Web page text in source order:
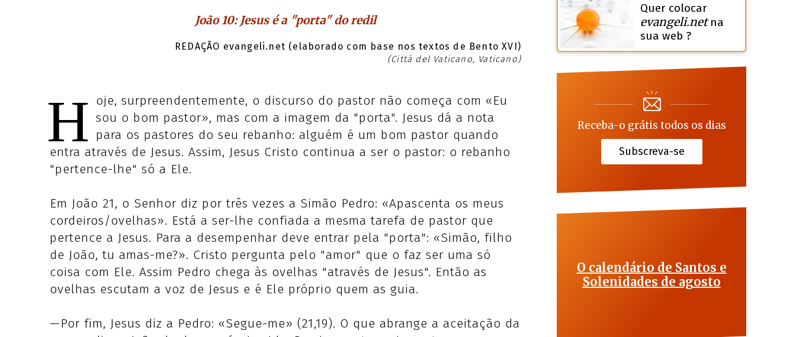
João 10: Jesus é a "porta" do redil
REDAÇÃO evangeli.net (elaborado com base nos textos de Bento XVI)
(Città del Vaticano, Vaticano)
H oje, surpreendentemente, o discurso do pastor não começa com «Eu
sou o bom pastor», mas com a imagem da "porta". Jesus dá a nota
para os pastores do seu rebanho: alguém é um bom pastor quando
entra através de Jesus. Assim, Jesus Cristo continua a ser o pastor: o rebanho
"pertence-lhe" só a Ele.
Em João 21, o Senhor diz por três vezes a Simão Pedro: «Apascenta os meus
cordeiros/ovelhas». Está a ser-lhe confiada a mesma tarefa de pastor que
pertence a Jesus. Para a desempenhar deve entrar pela "porta": «Simão, filho
de João, tu amas-me?». Cristo pergunta pelo "amor" que o faz ser uma só
coisa com Ele. Assim Pedro chega às ovelhas "através de Jesus". Então as
ovelhas escutam a voz de Jesus e é Ele próprio quem as guia.
—Por fim, Jesus diz a Pedro: «Segue-me» (21,19). O que abrange a aceitação da
Quer colocar
evangeli.netna
sua web ?
Receba-o grátis todos os dias
Subscreva-se
O calendário de Santos e
Solenidades de agosto